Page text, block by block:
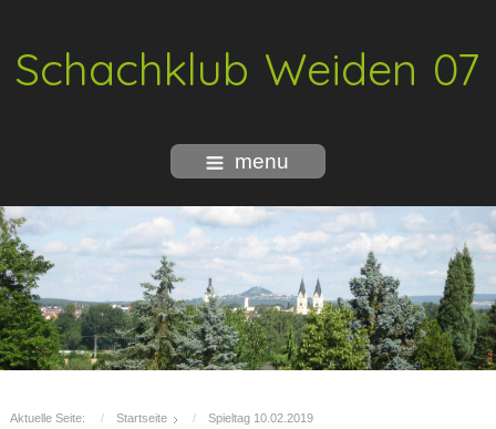
Schachklub Weiden 07
menu
Aktuelle Seite: Startseite Spieltag 10.02.2019